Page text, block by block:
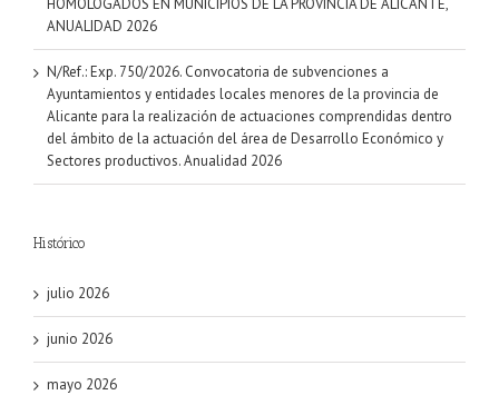
HOMOLOGADOS EN MUNICIPIOS DE LA PROVINCIA DE ALICANTE,
ANUALIDAD 2026
N/Ref.: Exp. 750/2026. Convocatoria de subvenciones a
Ayuntamientos y entidades locales menores de la provincia de
Alicante para la realización de actuaciones comprendidas dentro
del ámbito de la actuación del área de Desarrollo Económico y
Sectores productivos. Anualidad 2026
Histórico
julio 2026
junio 2026
mayo 2026